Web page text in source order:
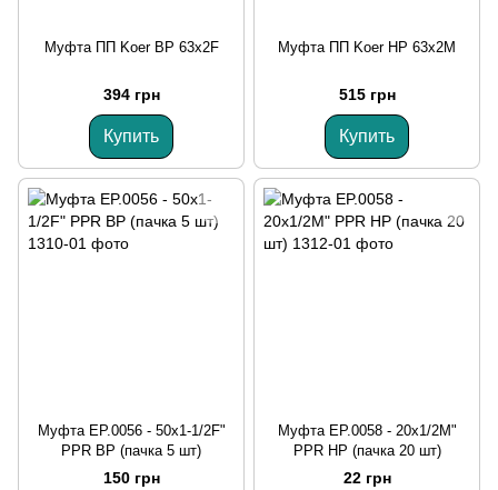
Муфта ПП Koer ВР 63x2F
394 грн
Купить
Муфта ПП Koer НР 63x2M
515 грн
Купить
Муфта EP.0056 - 50x1-1/2F"
PPR ВР (пачка 5 шт)
150 грн
Муфта EP.0058 - 20x1/2M"
PPR НР (пачка 20 шт)
22 грн